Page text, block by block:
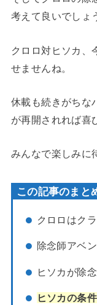
考えて良いでしょ
クロロ対ヒソカ、
せませんね。
休載も続きがちな
が再開されれば喜
みんなで楽しみに
この記事のまと
クロロはク
除念師アベ
ヒソカが除
ヒソカの条